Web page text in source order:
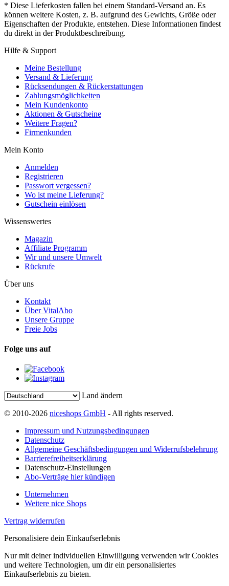
* Diese Lieferkosten fallen bei einem Standard-Versand an. Es
können weitere Kosten, z. B. aufgrund des Gewichts, Größe oder
Eigenschaften der Produkte, entstehen. Diese Informationen findest
du direkt in der Produktbeschreibung.
Hilfe & Support
Meine Bestellung
Versand & Lieferung
Rücksendungen & Rückerstattungen
Zahlungsmöglichkeiten
Mein Kundenkonto
Aktionen & Gutscheine
Weitere Fragen?
Firmenkunden
Mein Konto
Anmelden
Registrieren
Passwort vergessen?
Wo ist meine Lieferung?
Gutschein einlösen
Wissenswertes
Magazin
Affiliate Programm
Wir und unsere Umwelt
Rückrufe
Über uns
Kontakt
Über VitalAbo
Unsere Gruppe
Freie Jobs
Folge uns auf
Land ändern
© 2010-2026 niceshops GmbH - All rights reserved.
Impressum und Nutzungsbedingungen
Datenschutz
Allgemeine Geschäftsbedingungen und Widerrufsbelehrung
Barrierefreiheitserklärung
Datenschutz-Einstellungen
Abo-Verträge hier kündigen
Unternehmen
Weitere nice Shops
Vertrag widerrufen
Personalisiere dein Einkaufserlebnis
Nur mit deiner individuellen Einwilligung verwenden wir Cookies
und weitere Technologien, um dir ein personalisiertes
Einkaufserlebnis zu bieten.